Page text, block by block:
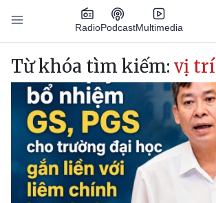
Nhảy đến nội dung
RadioPodcastMultimedia
Main navigation
Từ khóa tìm kiếm: vị trí